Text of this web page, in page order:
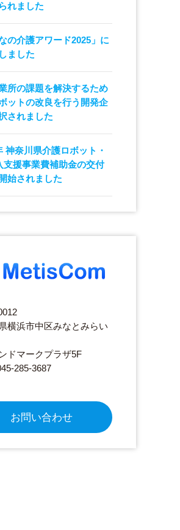
れました
の介護アワード2025」に
ました
所の課題を解決するため
ットの改良を行う開発企
されました
神奈川県介護ロボット・
支援事業費補助金の交付
始されました
横浜市中区みなとみらい
ドマークプラザ5F
285-3687
お問い合わせ